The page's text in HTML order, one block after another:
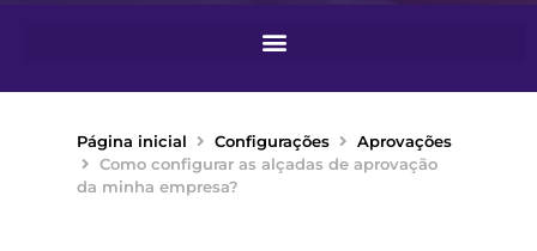
Página inicial Configurações
Aprovações
Como configurar as alçadas de aprovação
da minha empresa?